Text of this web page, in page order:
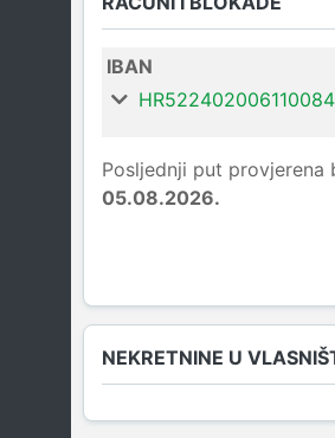
IBAN
Posljednji put provjerena
05.08.2026.
NEKRETNINE U